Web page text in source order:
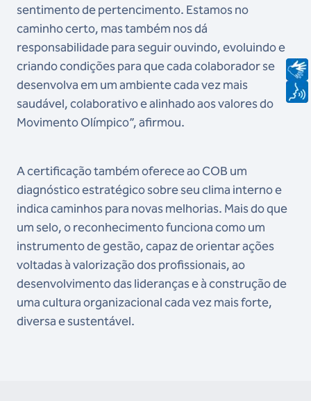
sentimento de pertencimento. Estamos no
caminho certo, mas também nos dá
responsabilidade para seguir ouvindo, evoluindo e
criando condições para que cada colaborador se
desenvolva em um ambiente cada vez mais
saudável, colaborativo e alinhado aos valores do
Movimento Olímpico”, afirmou.
A certificação também oferece ao COB um
diagnóstico estratégico sobre seu clima interno e
indica caminhos para novas melhorias. Mais do que
um selo, o reconhecimento funciona como um
instrumento de gestão, capaz de orientar ações
voltadas à valorização dos profissionais, ao
desenvolvimento das lideranças e à construção de
uma cultura organizacional cada vez mais forte,
diversa e sustentável.